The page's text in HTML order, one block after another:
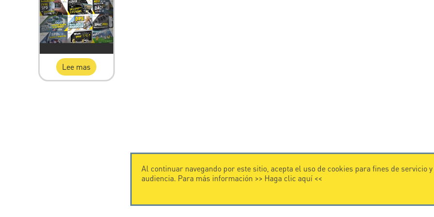
Lee mas
Al continuar navegando por este sitio, acepta el uso de cookies para fines de servicio
audiencia. Para más información >> Haga clic aquí<<